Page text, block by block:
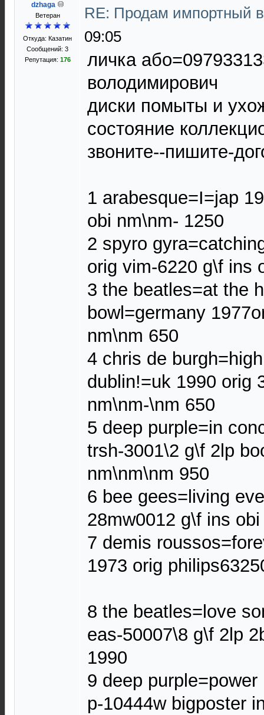
dzhaga
Ветеран
Откуда: Казатин
Сообщений: 3
Репутация: 176
RE: Продам импортный
09:05
личка
володимирович
диски помыты и
состояние
звоните--пишите-
1 arabesque=I=jap
obi nm\nm- 1250
2 spyro
orig vim-6220 g\f ins
3 the beatles=at the
bowl=germany
nm\nm 650
4 chris de
dublin!=uk 1990 orig
nm\nm-\nm 650
5 deep purple=in
trsh-3001\2 g\f 2lp
nm\nm\nm 950
6 bee gees=living
28mw0012 g\f ins
7 demis
1973 orig
8 the beatles=love
eas-50007\8 g\f 2lp
1990
9 deep
p-10444w bigposter